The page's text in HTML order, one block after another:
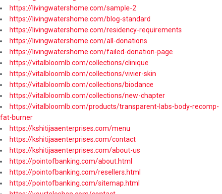
https://livingwatershome.com/sample-2
https://livingwatershome.com/blog-standard
https://livingwatershome.com/residency-requirements
https://livingwatershome.com/all-donations
https://livingwatershome.com/failed-donation-page
https://vitalbloomlb.com/collections/clinique
https://vitalbloomlb.com/collections/vivier-skin
https://vitalbloomlb.com/collections/biodance
https://vitalbloomlb.com/collections/new-chapter
https://vitalbloomlb.com/products/transparent-labs-body-recomp-
fat-burner
https://kshitijaaenterprises.com/menu
https://kshitijaaenterprises.com/contact
https://kshitijaaenterprises.com/about-us
https://pointofbanking.com/about.html
https://pointofbanking.com/resellers.html
https://pointofbanking.com/sitemap.html